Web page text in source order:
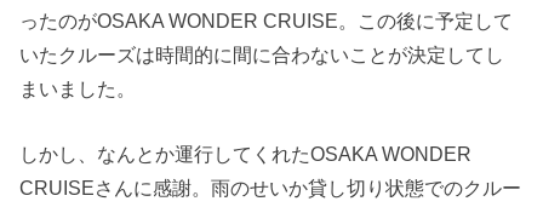
ったのがOSAKA WONDER CRUISE。この後に予定して
いたクルーズは時間的に間に合わないことが決定してし
まいました。
しかし、なんとか運行してくれたOSAKA WONDER
CRUISEさんに感謝。雨のせいか貸し切り状態でのクルー